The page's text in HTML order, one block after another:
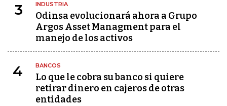
3 INDUSTRIA
Odinsa evolucionará ahora a Grupo
Argos Asset Managment para el
manejo de los activos
4 BANCOS
Lo que le cobra su banco si quiere
retirar dinero en cajeros de otras
entidades